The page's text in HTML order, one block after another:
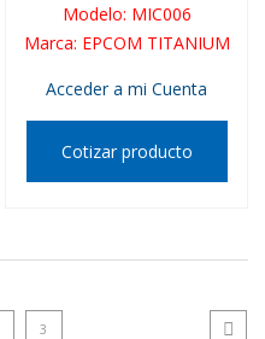
Modelo: MIC006
Marca: EPCOM TITANIUM
Acceder a mi Cuenta
Cotizar producto
3